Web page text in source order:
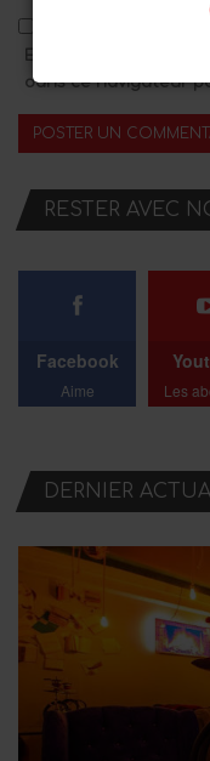
Enregistrez mon
dans ce navigateur
RESTER AVEC
Facebook
Aime Les
DERNIER